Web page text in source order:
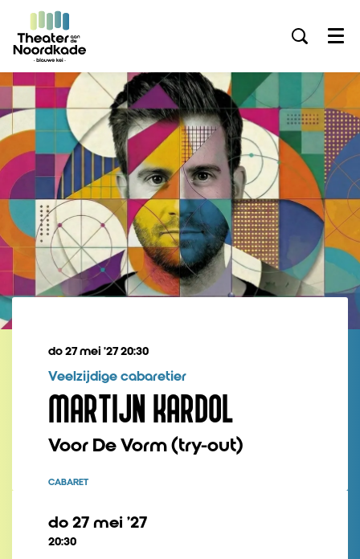
Menu
MARTIJN KARDOL
Voor De Vorm (try-out)
Veelzijdige cabaretier
do 27 mei ’2720:30
CABARET
do 27 mei ’27
20:30